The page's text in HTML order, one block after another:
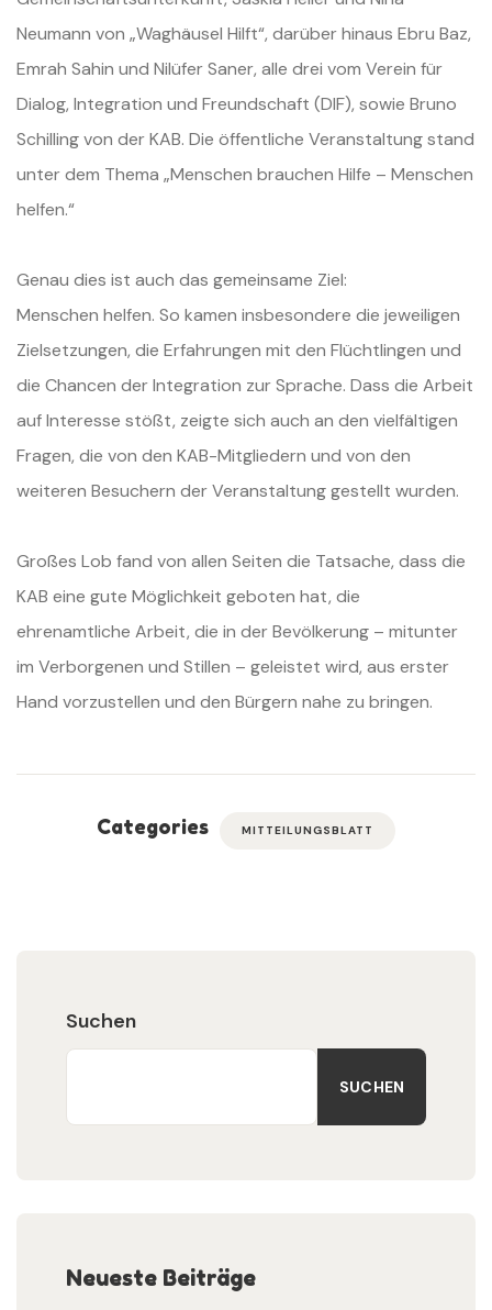
Neumann von „Waghäusel Hilft“, darüber hinaus Ebru Baz,
Emrah Sahin und Nilüfer Saner, alle drei vom Verein für
Dialog, Integration und Freundschaft (DIF), sowie Bruno
Schilling von der KAB. Die öffentliche Veranstaltung stand
unter dem Thema „Menschen brauchen Hilfe – Menschen
helfen.“
Genau dies ist auch das gemeinsame Ziel:
Menschen helfen. So kamen insbesondere die jeweiligen
Zielsetzungen, die Erfahrungen mit den Flüchtlingen und
die Chancen der Integration zur Sprache. Dass die Arbeit
auf Interesse stößt, zeigte sich auch an den vielfältigen
Fragen, die von den KAB-Mitgliedern und von den
weiteren Besuchern der Veranstaltung gestellt wurden.
Großes Lob fand von allen Seiten die Tatsache, dass die
KAB eine gute Möglichkeit geboten hat, die
ehrenamtliche Arbeit, die in der Bevölkerung – mitunter
im Verborgenen und Stillen – geleistet wird, aus erster
Hand vorzustellen und den Bürgern nahe zu bringen.
Categories MITTEILUNGSBLATT
Suchen
SUCHEN
Neueste Beiträge